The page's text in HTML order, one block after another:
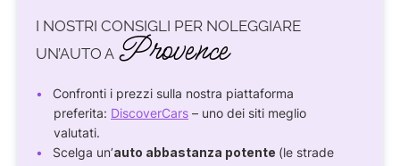
I NOSTRI CONSIGLI PER NOLEGGIARE
UN’AUTO A Provence
Confronti i prezzi sulla nostra piattaforma
preferita: DiscoverCars – uno dei siti meglio
valutati.
Scelga un’auto abbastanza potente (le strade